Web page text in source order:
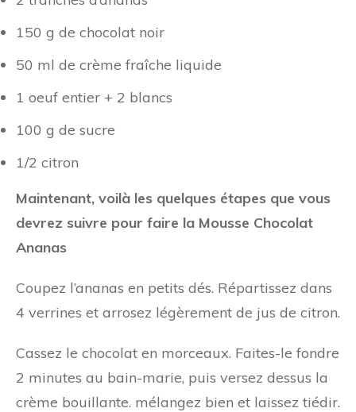
150 g de chocolat noir
50 ml de crème fraîche liquide
1 oeuf entier + 2 blancs
100 g de sucre
1/2 citron
Maintenant, voilà les quelques étapes que vous
devrez suivre pour faire la Mousse Chocolat
Ananas
Coupez l’ananas en petits dés. Répartissez dans
4 verrines et arrosez légèrement de jus de citron.
Cassez le chocolat en morceaux. Faites-le fondre
2 minutes au bain-marie, puis versez dessus la
crème bouillante. mélangez bien et laissez tiédir.